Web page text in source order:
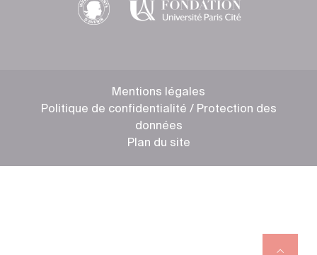
Mentions légales
Politique de confidentialité / Protection des
données
Plan du site